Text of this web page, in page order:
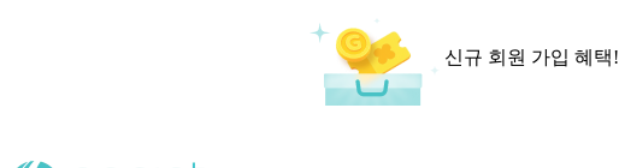
신규 회원 가입 혜택!